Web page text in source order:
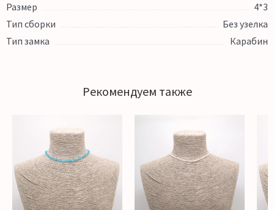
Размер
4*3
Тип сборки
Без узелка
Тип замка
Карабин
Рекомендуем также